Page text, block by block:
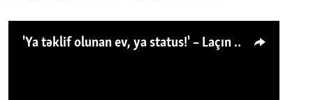
'Ya təklif olunan ev, ya status!' – Laçın köçkünü: 'Laçından başqa heç hara!'